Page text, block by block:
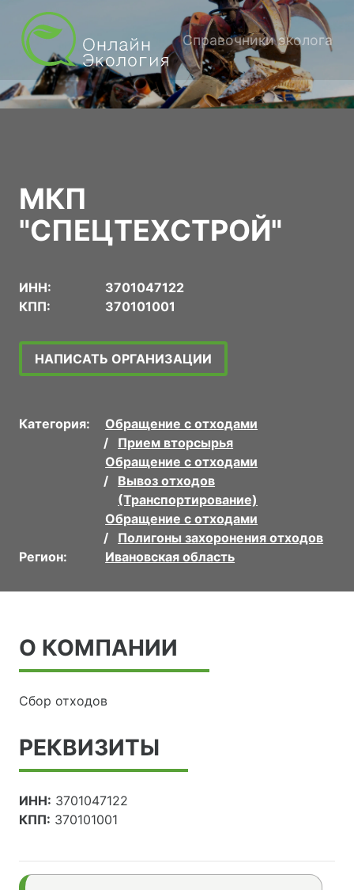
Справочники эколога
МКП
"СПЕЦТЕХСТРОЙ"
ИНН:
3701047122
КПП:
370101001
НАПИСАТЬ ОРГАНИЗАЦИИ
Категория:
Обращение с отходами
Прием вторсырья
Обращение с отходами
Вывоз отходов
(Транспортирование)
Обращение с отходами
Полигоны захоронения отходов
Регион:
Ивановская область
О КОМПАНИИ
Сбор отходов
РЕКВИЗИТЫ
ИНН: 3701047122
КПП: 370101001